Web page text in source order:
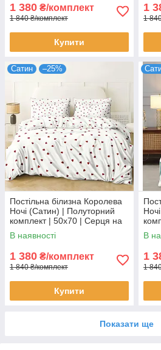
1 380 ₴/комплект
1 840 ₴/комплект
Купити
1
1
Сатин –25%
Постільна білизна Королева
Ночі (Сатин) | Полуторний
комплект | 50х70 | Серця на
білому
В наявності
1 380 ₴/комплект
1 840 ₴/комплект
Купити
В
1
1
Показати ще